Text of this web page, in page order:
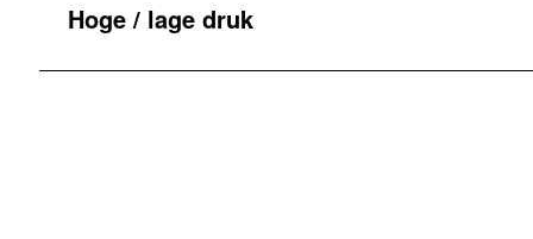
Hoge / lage druk